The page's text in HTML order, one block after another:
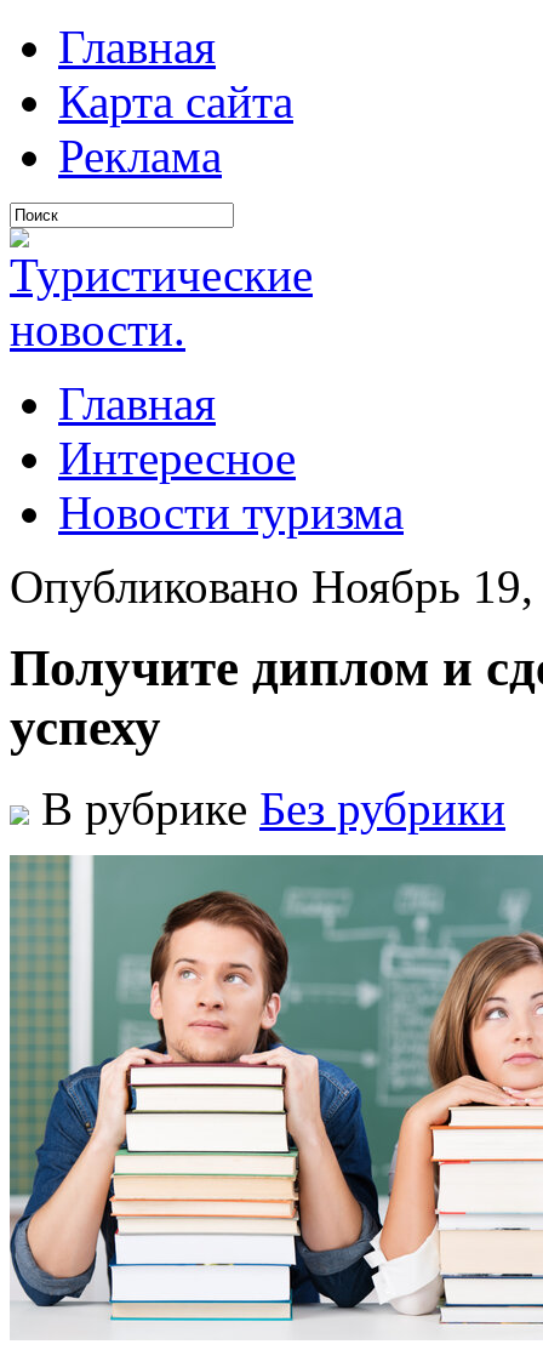
Главная
Карта сайта
Реклама
Главная
Интересное
Новости туризма
Опубликовано Ноябрь
Получите диплом и
успеху
В рубрике Без рубрики